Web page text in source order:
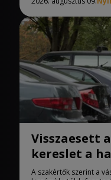
Visszaesett
kereslet a
A szakértők szerint a